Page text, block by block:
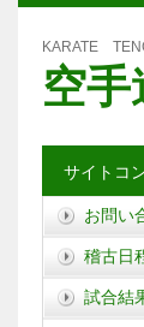
KARATE
空
サイトコ
お問い
稽古日
試合結